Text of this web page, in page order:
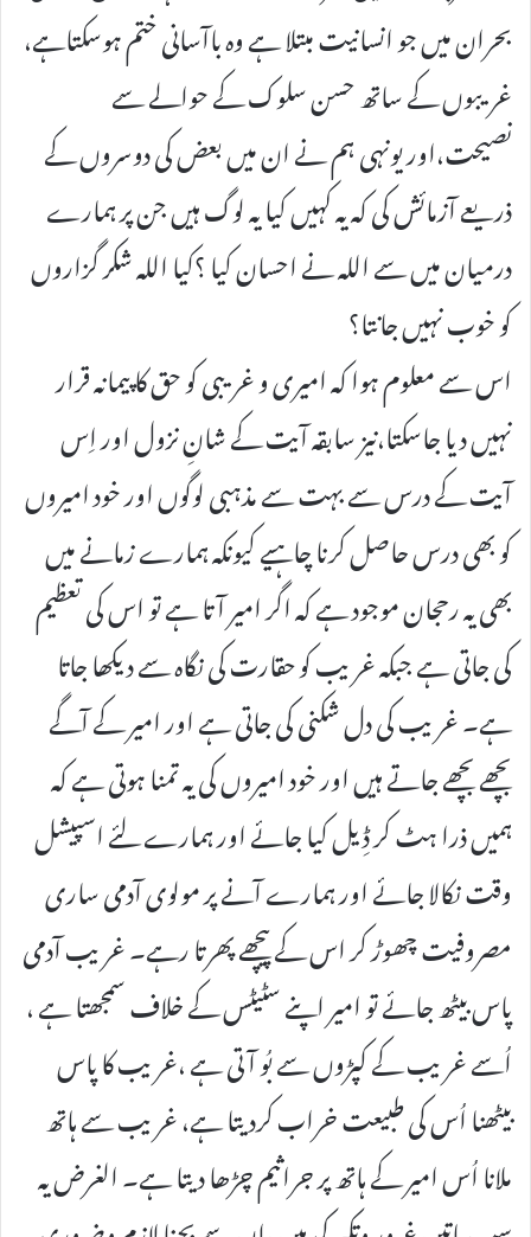
بحران میں جو انسانیت مبتلا ہے وہ باآسانی ختم ہوسکتاہے،
غریبوں کے ساتھ حسن سلوک کے حوالے سے
نصیحت،اور یونہی ہم نے ان میں بعض کی دوسروں کے
ذریعے آزمائش کی کہ یہ کہیں کیا یہ لوگ ہیں جن پر ہمارے
درمیان میں سے اللہ نے احسان کیا ؟کیا اللہ شکر گزاروں
کو خوب نہیں جانتا؟
اس سے معلوم ہوا کہ امیری و غریبی کو حق کا پیمانہ قرار
نہیں دیا جاسکتا،نیز سابقہ آیت کے شانِ نزول اور اِس
آیت کے درس سے بہت سے مذہبی لوگوں اور خود امیروں
کو بھی درس حاصل کرنا چاہیے کیونکہ ہمارے زمانے میں
بھی یہ رحجان موجود ہے کہ اگر امیر آتا ہے تو اس کی تعظیم
کی جاتی ہے جبکہ غریب کو حقارت کی نگاہ سے دیکھا جاتا
ہے۔ غریب کی دل شکنی کی جاتی ہے اور امیر کے آگے
بچھے بچھے جاتے ہیں اور خود امیروں کی یہ تمنا ہوتی ہے کہ
ہمیں ذرا ہٹ کر ڈِیل کیا جائے اور ہمارے لئے اسپیشل
وقت نکالا جائے اور ہمارے آنے پر مولوی آدمی ساری
مصروفیت چھوڑ کر اس کے پیچھے پھرتا رہے۔ غریب آدمی
پاس بیٹھ جائے تو امیر اپنے سٹیٹس کے خلاف سمجھتا ہے ،
اُسے غریب کے کپڑوں سے بُو آتی ہے ،غریب کا پاس
بیٹھنا اُس کی طبیعت خراب کردیتا ہے، غریب سے ہاتھ
ملانا اُس امیر کے ہاتھ پر جراثیم چڑھا دیتا ہے۔ الغرض یہ